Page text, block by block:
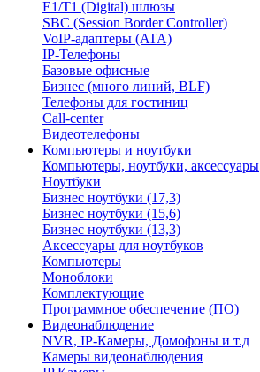
E1/T1 (Digital) шлюзы
SBC (Session Border Controller)
VoIP-адаптеры (ATA)
IP-Телефоны
Базовые офисные
Бизнес (много линий, BLF)
Телефоны для гостиниц
Call-center
Видеотелефоны
Компьютеры и ноутбуки
Компьютеры, ноутбуки, аксессуары
Ноутбуки
Бизнес ноутбуки (17,3)
Бизнес ноутбуки (15,6)
Бизнес ноутбуки (13,3)
Аксессуары для ноутбуков
Компьютеры
Моноблоки
Комплектующие
Программное обеспечение (ПО)
Видеонаблюдение
NVR, IP-Камеры, Домофоны и т.д
Камеры видеонаблюдения